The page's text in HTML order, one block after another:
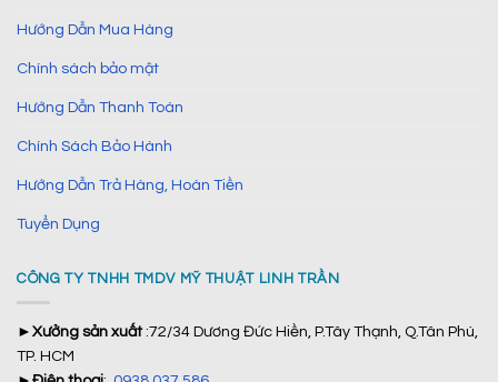
Hướng Dẫn Mua Hàng
Chính sách bảo mật
Hướng Dẫn Thanh Toán
Chính Sách Bảo Hành
Hướng Dẫn Trả Hàng, Hoàn Tiền
Tuyển Dụng
CÔNG TY TNHH TMDV MỸ THUẬT LINH TRẦN
► Xưởng sản xuất:72/34 Dương Đức Hiền, P.Tây Thạnh, Q.Tân Phú,
TP. HCM